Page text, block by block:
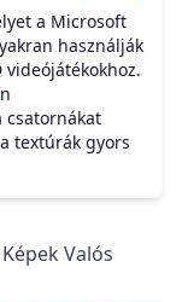
a Microsoft
használják
csatornákat
textúrák gyors
Valós